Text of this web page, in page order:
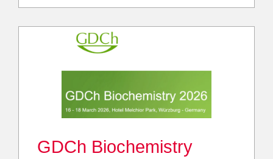
GDCh Biochemistry